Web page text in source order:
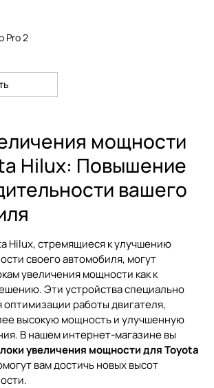
Pro 2
мощности
Hilux: Повышение
вашего
Hilux, стремящиеся к улучшению
своего автомобиля, могут
увеличения мощности как к
Эти устройства специально
оптимизации работы двигателя,
высокую мощность и улучшенную
В нашем интернет-магазине вы
увеличения мощности для Toyota
вам достичь новых высот